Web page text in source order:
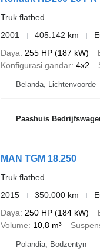
Truk flatbed
2001
405.142 km
Daya 255 HP (187 kW)
Konfigurasi gandar 4x2
Belanda, Lichtenvoorde
Paashuis
MAN TGM 18.250
Truk flatbed
2015
350.000 km
Daya 250 HP (184 kW)
Volume
10,8 m³
Polandia, Bodzentyn